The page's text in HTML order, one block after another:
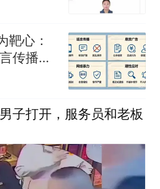
靶心：
传播的
子打开，服务员和老板